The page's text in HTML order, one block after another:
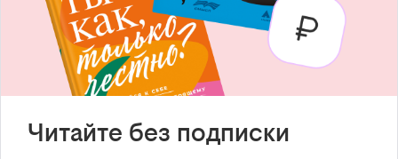
Читайте без подписки